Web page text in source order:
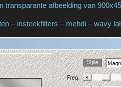
transparante afbeelding van
– insteekfilters – mehdi – wavy